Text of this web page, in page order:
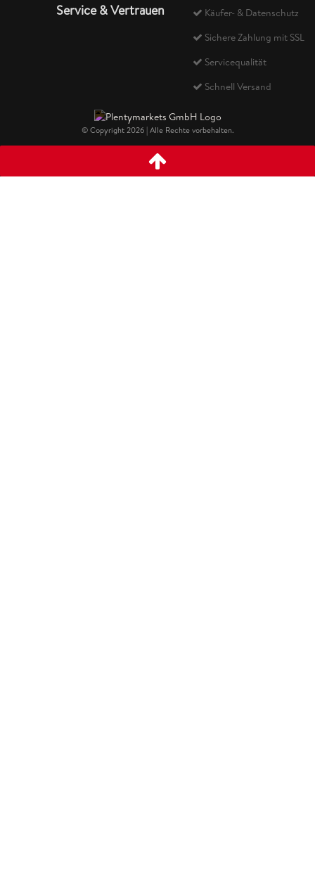
Service & Vertrauen
Käufer- & Datenschutz
Sichere Zahlung mit SSL
Servicequalität
Schnell Versand
© Copyright 2026 | Alle Rechte vorbehalten.